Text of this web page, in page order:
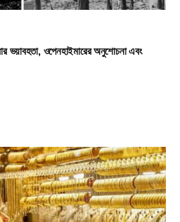
ভয়াবহতা, ওপেনহাইমারের অনুশোচনা এবং